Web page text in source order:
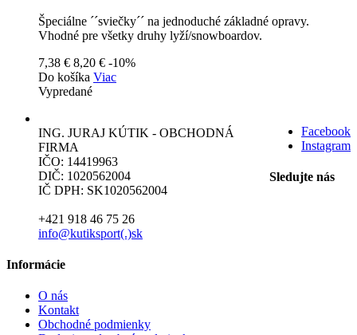
Špeciálne ´´sviečky´´ na jednoduché základné opravy.
Vhodné pre všetky druhy lyží/snowboardov.
7,38 € 8,20 € -10%
Do košíka Viac
Vypredané
Facebook
Instagram
Sledujte nás
ING. JURAJ KÚTIK - OBCHODNÁ
FIRMA
IČO: 14419963
DIČ: 1020562004
IČ DPH: SK1020562004
+421 918 46 75 26
info@kutiksport(.)sk
Informácie
O nás
Kontakt
Obchodné podmienky